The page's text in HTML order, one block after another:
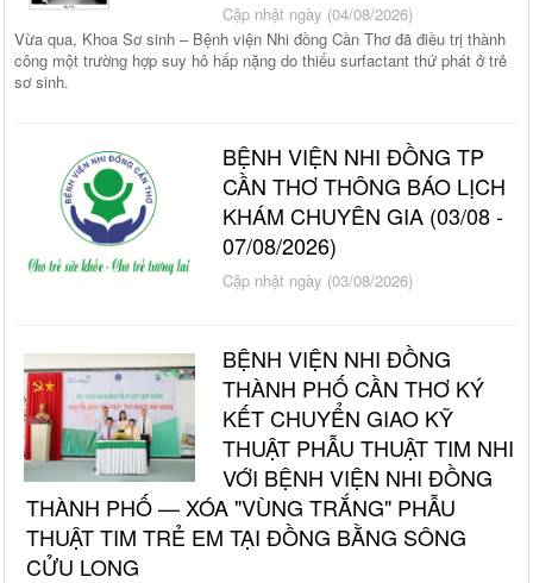
Cập nhật ngày (04/08/2026)
Vừa qua, Khoa Sơ sinh – Bệnh viện Nhi đồng Cần Thơ đã điều trị thành
công một trường hợp suy hô hấp nặng do thiếu surfactant thứ phát ở trẻ
sơ sinh.
BỆNH VIỆN NHI ĐỒNG TP
CẦN THƠ THÔNG BÁO LỊCH
KHÁM CHUYÊN GIA (03/08 -
07/08/2026)
Cập nhật ngày (03/08/2026)
BỆNH VIỆN NHI ĐỒNG
THÀNH PHỐ CẦN THƠ KÝ
KẾT CHUYỂN GIAO KỸ
THUẬT PHẪU THUẬT TIM NHI
VỚI BỆNH VIỆN NHI ĐỒNG
THÀNH PHỐ — XÓA "VÙNG TRẮNG" PHẪU
THUẬT TIM TRẺ EM TẠI ĐỒNG BẰNG SÔNG
CỬU LONG